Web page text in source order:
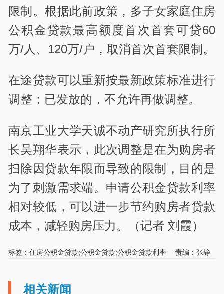
限制。根据此前政策，多子女家庭住房
公积金贷款最高额度首次首套可贷60
万/人、120万/户，取消首次首套限制。
在途贷款可以重新按最新政策标准进行
调整；已发放的，不允许再做调整。
南京工业大学天诚不动产研究所执行所
长吴翔华表示，此次调整是在为购房者
扫除因贷款年限而导致的限制，目的是
为了刺激需求端。申请公积金贷款利率
相对较低，可以进一步节约购房者贷款
成本，减轻购房压力。（记者 刘霞）
标签：住房公积金贷款;公积金贷款;公积金贷款利率 责编：张静
相关新闻